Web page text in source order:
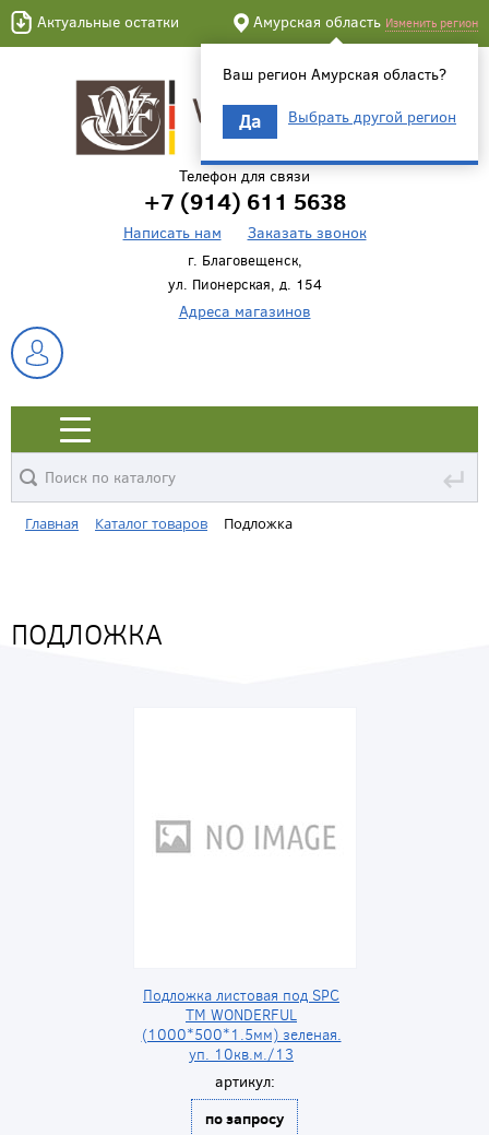
Актуальные остатки Амурская область Изменить регион
Ваш регион Амурская область?
Да Выбрать другой регион
Телефон для связи
+7 (914) 611 5638
Написать нам Заказать звонок
г. Благовещенск,
ул. Пионерская, д. 154
Адреса магазинов
↵
Главная Каталог товаров Подложка
ПОДЛОЖКА
Подложка листовая под SPC
ТМ WONDERFUL
(1000*500*1.5мм) зеленая.
уп. 10кв.м./13
артикул:
по запросу